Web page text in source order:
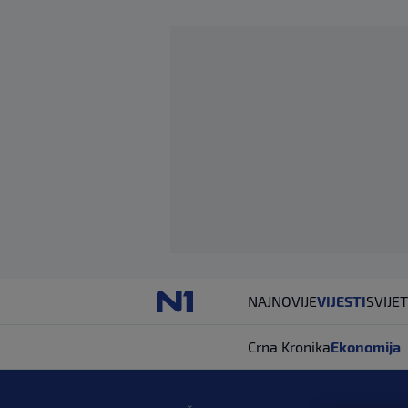
NAJNOVIJEVIJESTISVIJET
Crna KronikaEkonomija